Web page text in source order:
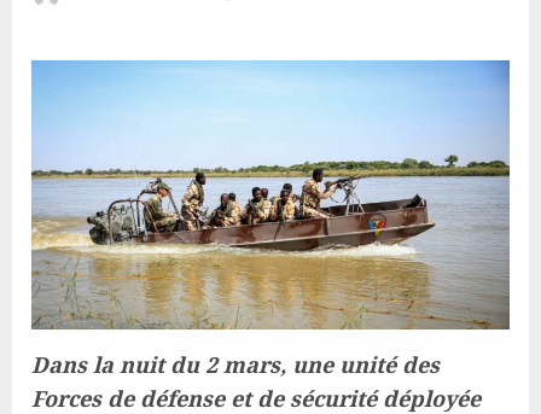
Dans la nuit du 2 mars, une unité des
Forces de défense et de sécurité déployée